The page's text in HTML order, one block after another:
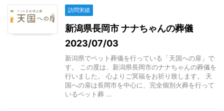
訪問実績
新潟県長岡市 ナナちゃんの葬儀
2023/07/03
新潟県でペット葬儀を行っている「天国への扉」で
す。 この度は、新潟県長岡市のナナちゃんの葬儀を
行いました。 心よりご冥福をお祈り致します。 天
国への扉は長岡市を中心に、完全個別火葬を行って
いるペット葬 ...